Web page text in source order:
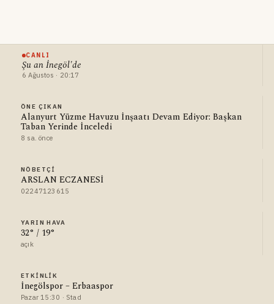
CANLI
Şu an İnegöl'de
6 Ağustos · 20:17
ÖNE ÇIKAN
Alanyurt Yüzme Havuzu İnşaatı Devam Ediyor: Başkan
Taban Yerinde İnceledi
8 sa. önce
NÖBETÇI
ARSLAN ECZANESİ
02247123615
YARIN HAVA
32° / 19°
açık
ETKINLIK
İnegölspor – Erbaaspor
Pazar 15:30 · Stad